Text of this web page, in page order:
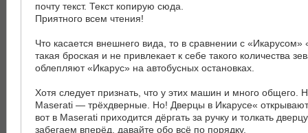
почту текст. Текст копирую сюда.
Приятного всем чтения!
Что касается внешнего вида, то в сравнении с
такая броская и не привлекает к себе такого количества
облепляют «Икарус» на автобусных остановках.
Хотя следует признать, что у этих машин и много общего.
Maserati — трёхдверные. Но! Дверцы в Икарусе«
вот в Maserati приходится дёргать за ручку и толкать
забегаем вперёд, давайте обо всё по порядку.